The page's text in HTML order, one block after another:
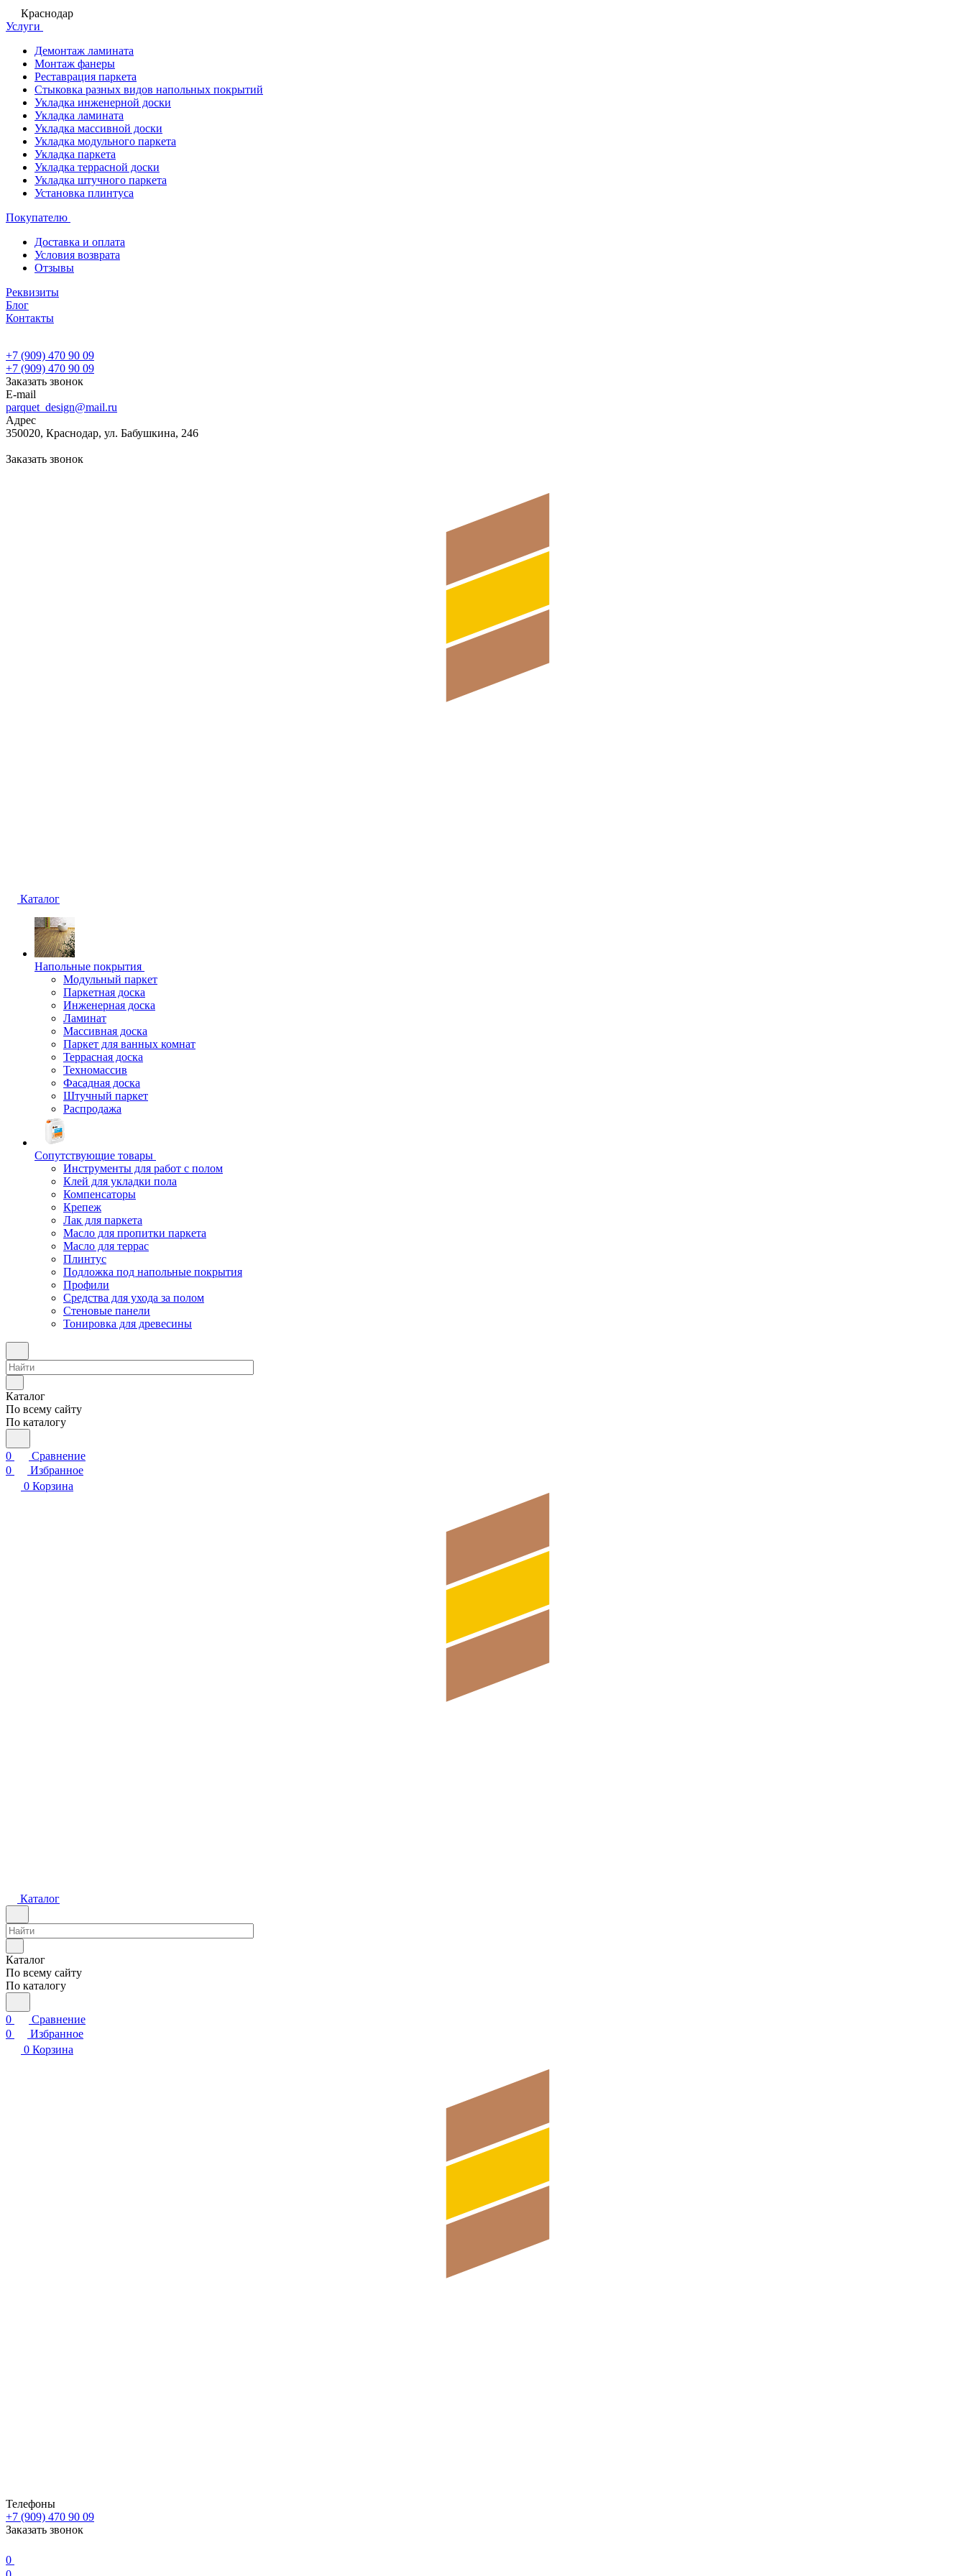
Краснодар
Услуги
Демонтаж ламината
Монтаж фанеры
Реставрация паркета
Стыковка разных видов напольных покрытий
Укладка инженерной доски
Укладка ламината
Укладка массивной доски
Укладка модульного паркета
Укладка паркета
Укладка террасной доски
Укладка штучного паркета
Установка плинтуса
Покупателю
Доставка и оплата
Условия возврата
Отзывы
Реквизиты
Блог
Контакты
+7 (909) 470 90 09
+7 (909) 470 90 09
Заказать звонок
E-mail
parquet_design@mail.ru
Адрес
350020, Краснодар, ул. Бабушкина, 246
Заказать звонок
Каталог
Напольные покрытия
Модульный паркет
Паркетная доска
Инженерная доска
Ламинат
Массивная доска
Паркет для ванных комнат
Террасная доска
Техномассив
Фасадная доска
Штучный паркет
Распродажа
Сопутствующие товары
Инструменты для работ с полом
Клей для укладки пола
Компенсаторы
Крепеж
Лак для паркета
Масло для пропитки паркета
Масло для террас
Плинтус
Подложка под напольные покрытия
Профили
Средства для ухода за полом
Стеновые панели
Тонировка для древесины
Каталог
По всему сайту
По каталогу
0
Сравнение
0
Избранное
0 Корзина
Каталог
Каталог
По всему сайту
По каталогу
0
Сравнение
0
Избранное
0 Корзина
Телефоны
+7 (909) 470 90 09
Заказать звонок
0